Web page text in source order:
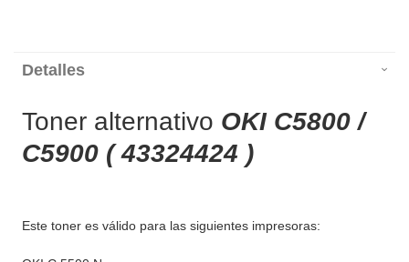
Detalles
Toner alternativo OKI C5800 /
C5900 ( 43324424 )
Este toner es válido para las siguientes impresoras: